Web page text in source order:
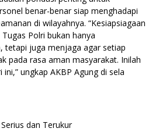
benar-benar siap menghadapi
di wilayahnya. “Kesiapsiagaan
Polri bukan hanya
tetapi juga menjaga agar setiap
pada rasa aman masyarakat. Inilah
ungkap AKBP Agung di sela
dan Terukur